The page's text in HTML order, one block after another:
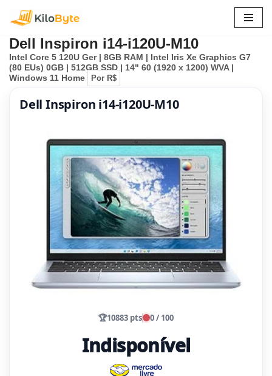
para
o
conteúdo
Dell Inspiron i14-i120U-M10
Intel Core 5 120U Ger | 8GB RAM | Intel Iris Xe Graphics G7
(80 EUs) 0GB | 512GB SSD | 14" 60 (1920 x 1200) WVA |
Windows 11 Home
Por R$
Dell Inspiron i14-i120U-M10
🏆10883 pts 0 / 100
Indisponível